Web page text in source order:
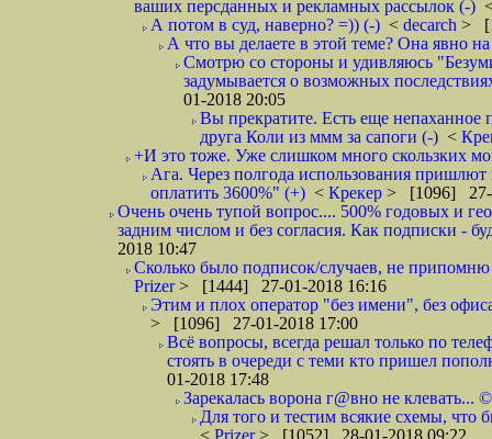
ваших персданных и рекламных рассылок (-)
А потом в суд, наверно? =)) (-) < decarch >
А что вы делаете в этой теме? Она явно
Смотрю со стороны и удивляюсь
задумывается о возможных
01-2018 20:05
Вы прекратите. Есть еще непаханное
друга Коли из ммм за сапоги (-) <
+И это тоже. Уже слишком много скользких
Ага. Через полгода использования
оплатить 3600%" (+) < Крекер > [1096] 27-
Очень очень тупой вопрос.... 500% годовых и
задним числом и без согласия. Как подписки -
2018 10:47
Сколько было подписок/случаев, не
Prizer> [1444] 27-01-2018 16:16
Этим и плох оператор "без имени", без
> [1096] 27-01-2018 17:00
Всё вопросы, всегда решал только по
стоять в очереди с теми кто пришел
01-2018 17:48
Зарекалась ворона г@вно не клевать...
Для того и тестим всякие схемы, что
< Prizer> [1052] 28-01-2018 09:22